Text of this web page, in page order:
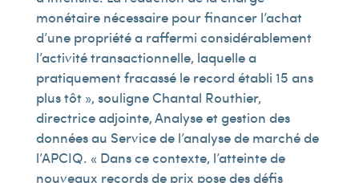
monétaire nécessaire pour financer l’achat
d’une propriété a raffermi considérablement
l’activité transactionnelle, laquelle a
pratiquement fracassé le record établi 15 ans
plus tôt », souligne Chantal Routhier,
directrice adjointe, Analyse et gestion des
données au Service de l’analyse de marché de
l’APCIQ. « Dans ce contexte, l’atteinte de
nouveaux records de prix pose des défis